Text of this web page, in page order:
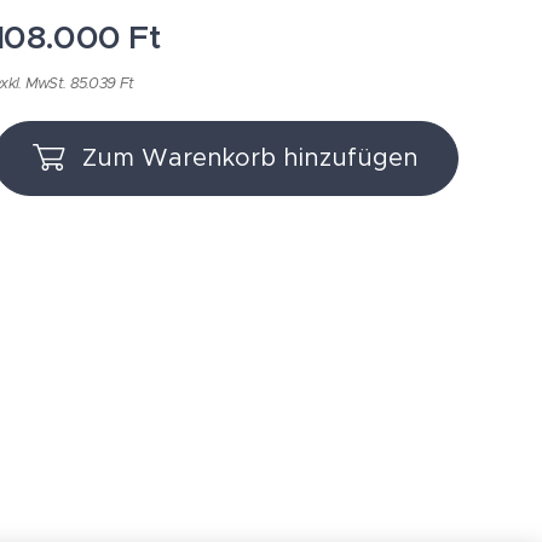
Ft
MwSt. 85.039 Ft
Zum Warenkorb hinzufügen